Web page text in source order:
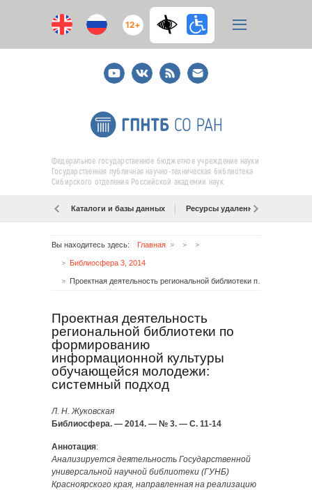
12+
YoutubeВКонтакте
RSS
E-
mail
подписка
Федеральное государственное бюджетное учреждение науки
Государственная публичная научно-техническая библиотека
Сибирского отделения Российской академии наук
Каталоги и базы данных Ресурсы удаленного доступа
Вы находитесь здесь: Главная
Библиосфера 3, 2014
Проектная деятельность
региональной библиотеки по
формированию
информационной культуры
обучающейся молодежи:
системный подход
Л. Н. Жуковская
Библиосфера. — 2014. — № 3. — С. 11-14
Аннотация:
Анализируется деятельность Государственной
универсальной научной библиотеки (ГУНБ)
Красноярского края, направленная на реализацию